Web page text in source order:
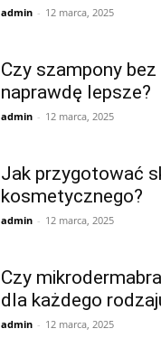
admin - 12 marca, 2025
Czy szampony bez
naprawdę lepsze?
admin - 12 marca, 2025
Jak przygotować
kosmetycznego?
admin - 12 marca, 2025
Czy
dla każdego
admin - 12 marca, 2025